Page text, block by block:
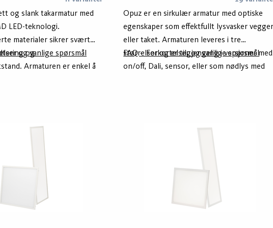
og slank takarmatur med
LED-teknologi.
materialer sikrer svært
og
Armaturen er enkel å
og vanlige spørsmål
Opuz er en sirkulær armatur med optiske
egenskaper som effektfullt lysvasker
eller taket. Armaturen leveres i tre
størrelser og er tilgjengelig i versjoner med
on/off, Dali, sensor, eller som nødlys med
FAQ – Forkortelser og vanlige spørsmål